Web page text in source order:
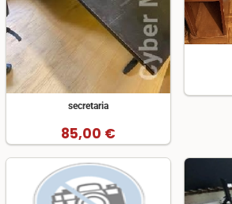
secretaria
85,00 €